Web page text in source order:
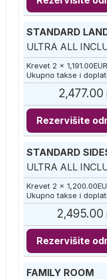
STANDARD
ULTRA ALL
Krevet 2 x 1,191.00EUR
Ukupno takse i
2,477.00
Rezervišite
STANDARD
ULTRA ALL
Krevet 2 x 1,200.00
Ukupno takse i
2,495.00
Rezervišite
FAMILY ROOM